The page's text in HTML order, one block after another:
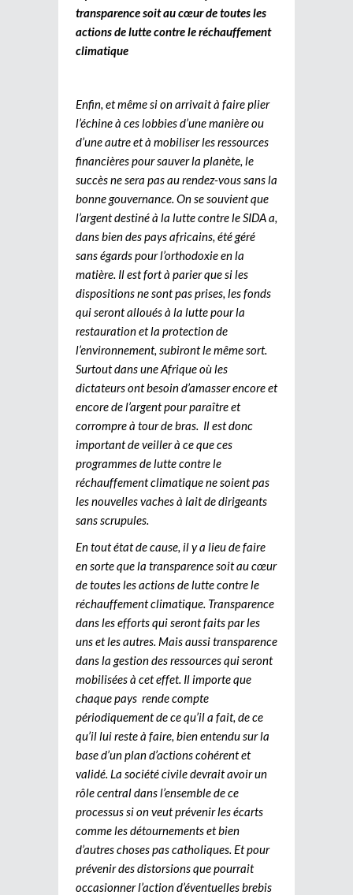
transparence soit au cœur de toutes les
actions de lutte contre le réchauffement
climatique
Enfin, et même si on arrivait à faire plier
l’échine à ces lobbies d’une manière ou
d’une autre et à mobiliser les ressources
financières pour sauver la planète, le
succès ne sera pas au rendez-vous sans la
bonne gouvernance. On se souvient que
l’argent destiné à la lutte contre le SIDA a,
dans bien des pays africains, été géré
sans égards pour l’orthodoxie en la
matière. Il est fort à parier que si les
dispositions ne sont pas prises, les fonds
qui seront alloués à la lutte pour la
restauration et la protection de
l’environnement, subiront le même sort.
Surtout dans une Afrique où les
dictateurs ont besoin d’amasser encore et
encore de l’argent pour paraître et
corrompre à tour de bras. Il est donc
important de veiller à ce que ces
programmes de lutte contre le
réchauffement climatique ne soient pas
les nouvelles vaches à lait de dirigeants
sans scrupules.
En tout état de cause, il y a lieu de faire
en sorte que la transparence soit au cœur
de toutes les actions de lutte contre le
réchauffement climatique. Transparence
dans les efforts qui seront faits par les
uns et les autres. Mais aussi transparence
dans la gestion des ressources qui seront
mobilisées à cet effet. Il importe que
chaque pays rende compte
périodiquement de ce qu’il a fait, de ce
qu’il lui reste à faire, bien entendu sur la
base d’un plan d’actions cohérent et
validé. La société civile devrait avoir un
rôle central dans l’ensemble de ce
processus si on veut prévenir les écarts
comme les détournements et bien
d’autres choses pas catholiques. Et pour
prévenir des distorsions que pourrait
occasionner l’action d’éventuelles brebis